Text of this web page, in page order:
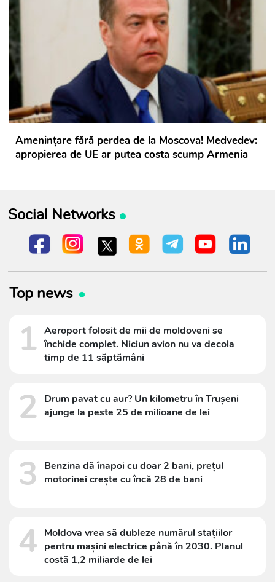
Amenințare fără perdea de la Moscova! Medvedev:
apropierea de UE ar putea costa scump Armenia
Social Networks
Top news
1 Aeroport folosit de mii de moldoveni se
închide complet. Niciun avion nu va decola
timp de 11 săptămâni
2
Drum pavat cu aur? Un kilometru în Trușeni
ajunge la peste 25 de milioane de lei
3
Benzina dă înapoi cu doar 2 bani, prețul
motorinei crește cu încă 28 de bani
4 Moldova vrea să dubleze numărul stațiilor
pentru mașini electrice până în 2030. Planul
costă 1,2 miliarde de lei